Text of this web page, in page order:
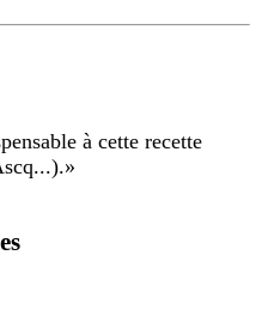
à cette recette
»